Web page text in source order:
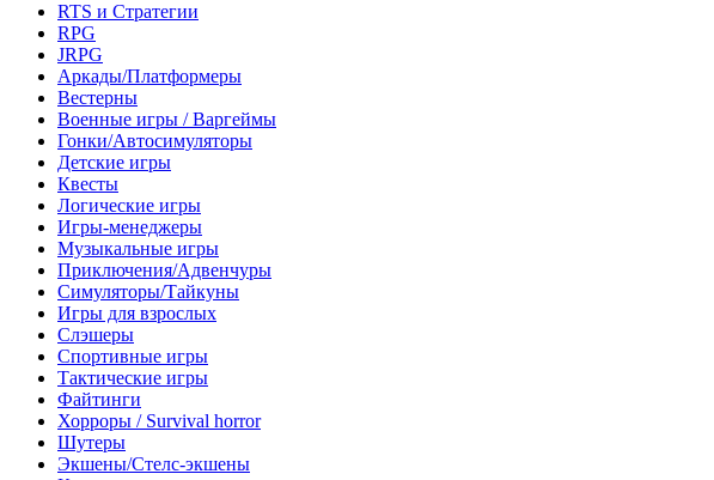
RTS и Стратегии
RPG
JRPG
Аркады/Платформеры
Вестерны
Военные игры / Варгеймы
Гонки/Автосимуляторы
Детские игры
Квесты
Логические игры
Игры-менеджеры
Музыкальные игры
Приключения/Адвенчуры
Симуляторы/Тайкуны
Игры для взрослых
Слэшеры
Спортивные игры
Тактические игры
Файтинги
Хорроры / Survival horror
Шутеры
Экшены/Стелс-экшены